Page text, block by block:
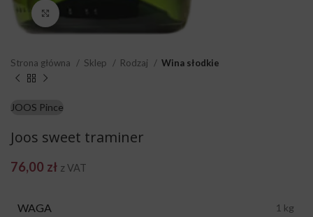
Click to enlarge
Strona główna Sklep Rodzaj Wina słodkie
JOOS Pince
Joos sweet traminer
76,00 zł z VAT
WAGA 1 kg